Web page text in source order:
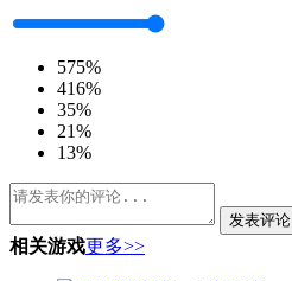
575%
416%
35%
21%
13%
发表评论
相关游戏更多>>